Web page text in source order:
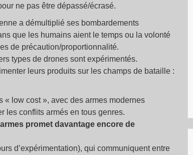
ne pas être dépassé/écrasé.
a démultiplié ses bombardements
que les humains aient le temps ou la volonté
de précaution/proportionnalité.
types de drones sont expérimentés.
leurs produits sur les champs de bataille :
« low cost », avec des armes modernes
les conflits armés en tous genres.
promet davantage encore de
d’expérimentation), qui communiquent entre